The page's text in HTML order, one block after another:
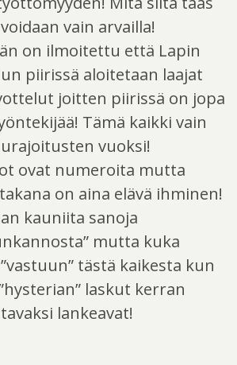
vain arvailla!
on ilmoitettu että Lapin
piirissä aloitetaan laajat
joitten piirissä on jopa
Tämä kaikki vain
vuoksi!
ovat numeroita mutta
on aina elävä ihminen!
kauniita sanoja
mutta kuka
tästä kaikesta kun
laskut kerran
lankeavat!